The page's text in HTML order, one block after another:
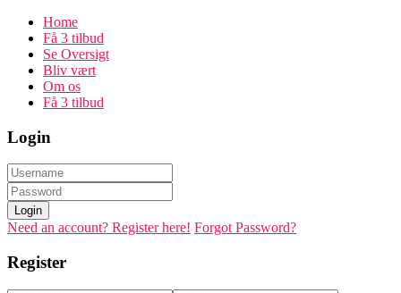
Home
Få 3 tilbud
Se Oversigt
Bliv vært
Om os
Få 3 tilbud
Login
Login
Need an account? Register here! Forgot Password?
Register